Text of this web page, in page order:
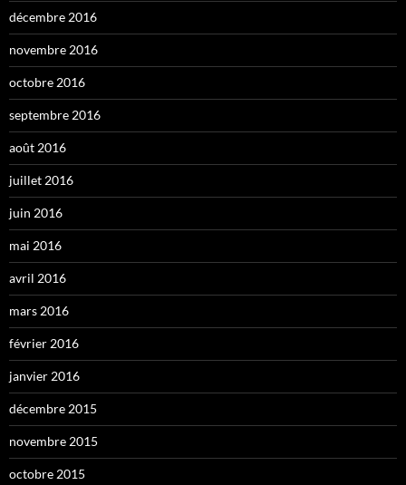
décembre 2016
novembre 2016
octobre 2016
septembre 2016
août 2016
juillet 2016
juin 2016
mai 2016
avril 2016
mars 2016
février 2016
janvier 2016
décembre 2015
novembre 2015
octobre 2015